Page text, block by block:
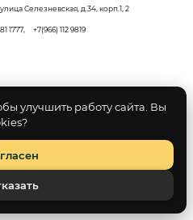
Селезневская, д.34, корп.1, 2
1777, +7(966) 112 9819
улучшить работу сайта. Вы